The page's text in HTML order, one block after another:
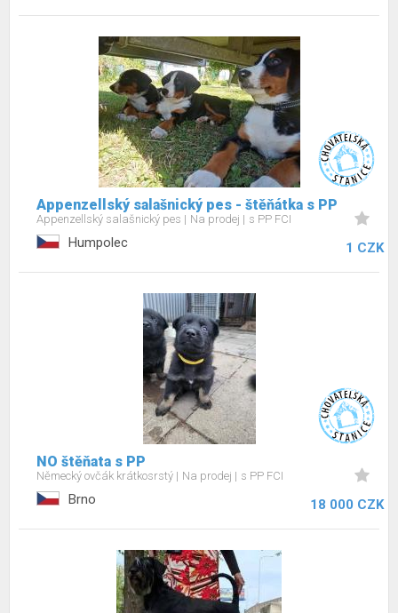
Appenzellský salašnický pes - štěňátka s PP
Appenzellský salašnický pes Na prodej s PP FCI
Humpolec 1 CZK
NO štěňata s PP
Německý ovčák krátkosrstý Na prodej s PP FCI
Brno 18 000 CZK